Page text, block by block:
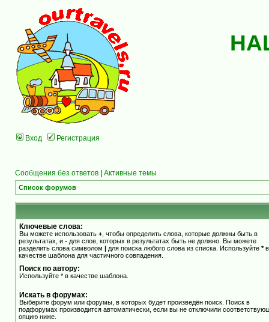
Вход Регистрация
Сообщения без ответов | Активные темы
Список форумов
Ключевые слова:
Вы можете использовать + , чтобы определить слова, которые должны быть в
результатах, и - для слов, которых в результатах быть не должно. Вы можете
разделить слова символом | для поиска любого слова из списка. Используйте *в
качестве шаблона для частичного совпадения.
Поиск по автору:
Используйте * в качестве шаблона.
Искать в форумах:
Выберите форум или форумы, в которых будет произведён поиск. Поиск в
подфорумах производится автоматически, если вы не отключили
опцию ниже.